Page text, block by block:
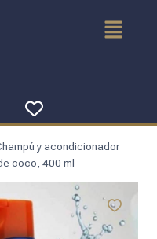
y acondicionador
coco, 400 ml